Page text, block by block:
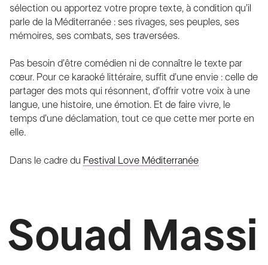
sélection ou apportez votre propre texte, à condition qu’il
parle de la Méditerranée : ses rivages, ses peuples, ses
mémoires, ses combats, ses traversées.
Pas besoin d’être comédien ni de connaître le texte par
cœur. Pour ce karaoké littéraire, suffit d’une envie : celle de
partager des mots qui résonnent, d’offrir votre voix à une
langue, une histoire, une émotion. Et de faire vivre, le
temps d’une déclamation, tout ce que cette mer porte en
elle.
Dans le cadre du Festival Love Méditerranée
Souad Massi